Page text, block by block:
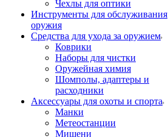
Чехлы для оптики
Инструменты для обслуживания
оружия
Средства для ухода за оружием
Коврики
Наборы для чистки
Оружейная химия
Шомполы, адаптеры и
расходники
Аксессуары для охоты и спорта
Манки
Метеостанции
Мишени